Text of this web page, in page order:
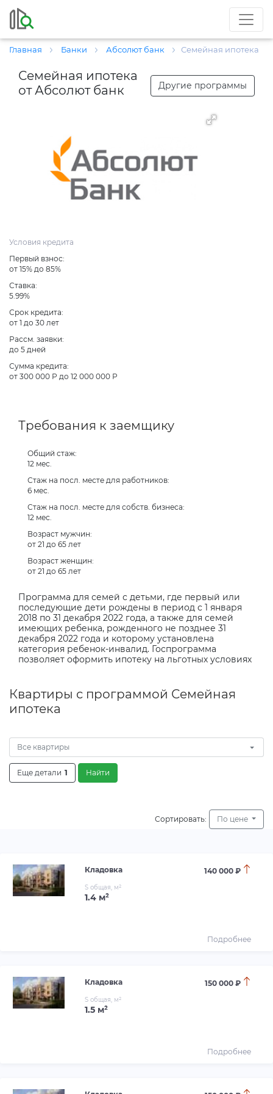
Главная Банки Абсолют банк Семейная ипотека
Семейная ипотека
от Абсолют банк
Другие программы
Условия кредита
Первый взнос:
от 15% до 85%
Ставка:
5.99%
Срок кредита:
от 1 до 30 лет
Рассм. заявки:
до 5 дней
Сумма кредита:
от 300 000 Р до 12 000 000 Р
Требования к заемщику
Общий стаж:
12 мес.
Стаж на посл. месте для работников:
6 мес.
Стаж на посл. месте для собств. бизнеса:
12 мес.
Возраст мужчин:
от 21 до 65 лет
Возраст женщин:
от 21 до 65 лет
Программа для семей с детьми, где первый или
последующие дети рождены в период с 1 января
2018 по 31 декабря 2022 года, а также для семей
имеющих ребенка, рожденного не позднее 31
декабря 2022 года и которому установлена
категория ребенок-инвалид. Госпрограмма
позволяет оформить ипотеку на льготных условиях
Квартиры с программой Семейная
ипотека
Все квартиры
Еще детали 1 Найти
Сортировать: По цене
Кладовка 140 000 ₽
S общая, м²
1.4 м²
Подробнее
Кладовка 150 000 ₽
S общая, м²
1.5 м²
Подробнее